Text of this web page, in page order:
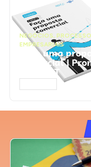
NEGÓCIOS,
EMPRESARIAIS
Faça uma
comercial |
ChatGPT